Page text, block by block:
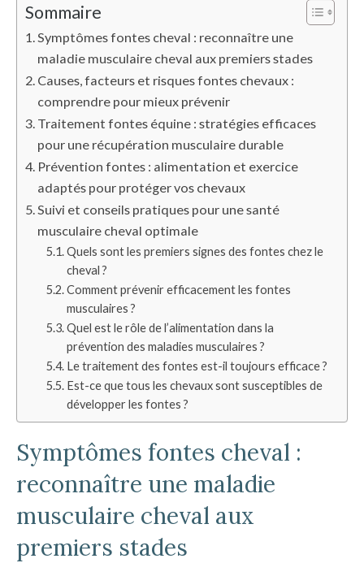
Sommaire
Symptômes fontes cheval : reconnaître une
maladie musculaire cheval aux premiers stades
Causes, facteurs et risques fontes chevaux :
comprendre pour mieux prévenir
Traitement fontes équine : stratégies efficaces
pour une récupération musculaire durable
Prévention fontes : alimentation et exercice
adaptés pour protéger vos chevaux
Suivi et conseils pratiques pour une santé
musculaire cheval optimale
Quels sont les premiers signes des fontes chez le
cheval ?
Comment prévenir efficacement les fontes
musculaires ?
Quel est le rôle de l’alimentation dans la
prévention des maladies musculaires ?
Le traitement des fontes est-il toujours efficace ?
Est-ce que tous les chevaux sont susceptibles de
développer les fontes ?
Symptômes fontes cheval :
reconnaître une maladie
musculaire cheval aux
premiers stades